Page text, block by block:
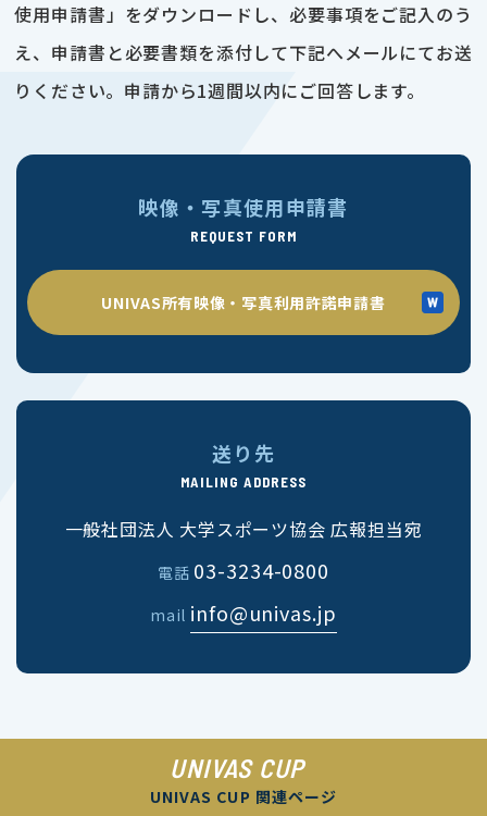
使用申請書」をダウンロードし、必要事項をご記入のう
え、申請書と必要書類を添付して下記へメールにてお送
りください。申請から1週間以内にご回答します。
映像・写真使用申請書
REQUEST FORM
UNIVAS所有映像・写真利用許諾申請書
送り先
MAILING ADDRESS
一般社団法人 大学スポーツ協会 広報担当宛
電話 03-3234-0800
mail info@univas.jp
UNIVAS CUP
UNIVAS CUP 関連ページ